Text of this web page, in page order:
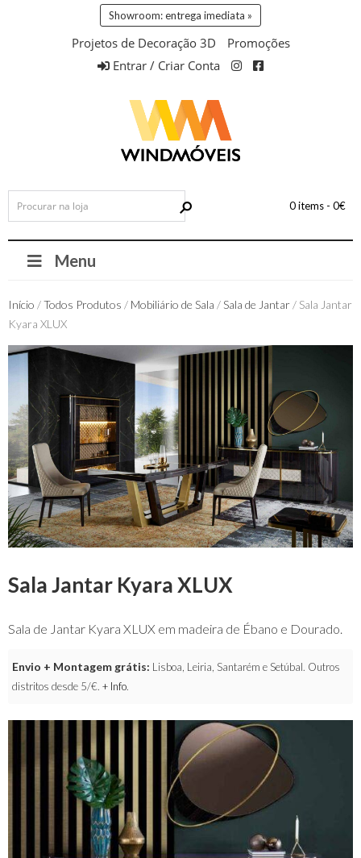
Showroom: entrega imediata »
Projetos de Decoração 3D
Promoções
Entrar / Criar Conta
0 items - 0€
Menu
Início /Todos Produtos / Mobiliário de Sala / Sala de Jantar/ Sala Jantar
Kyara XLUX
Sala Jantar Kyara XLUX
Sala de Jantar Kyara XLUX em madeira de Ébano e Dourado.
Envio + Montagem grátis: Lisboa, Leiria, Santarém e Setúbal. Outros
distritos desde 5/€. + Info.